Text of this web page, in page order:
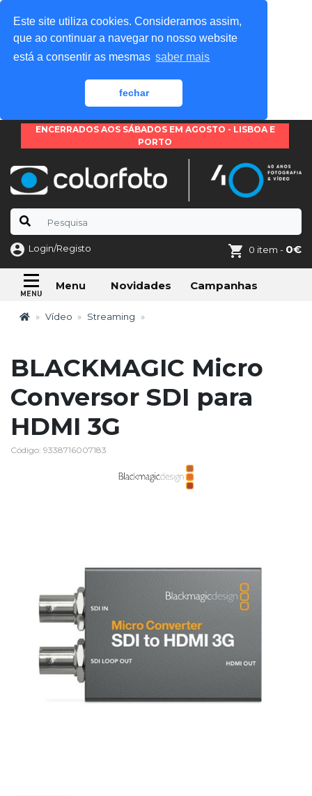
Este site utiliza cookies. Consideramos assim,
que ao continuar a navegar no nosso website
está a consentir as mesmas saber mais
fechar
ENCERRADOS AOS SÁBADOS EM AGOSTO - LISBOA E
PORTO
Login/Registo 0 item - 0€
Menu Novidades Campanhas
Vídeo Streaming
BLACKMAGIC Micro
Conversor SDI para
HDMI 3G
Código: 9338716007183